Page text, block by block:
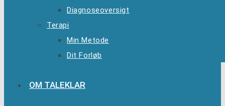
Diagnoseoversigt
Terapi
Min Metode
Dit Forløb
OM TALEKLAR